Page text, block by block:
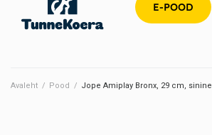
E-POOD
Avaleht / Pood / Jope Amiplay Bronx, 29 cm, sinine